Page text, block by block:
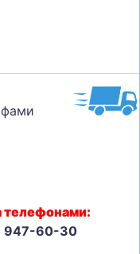
телефонами:
947-60-30